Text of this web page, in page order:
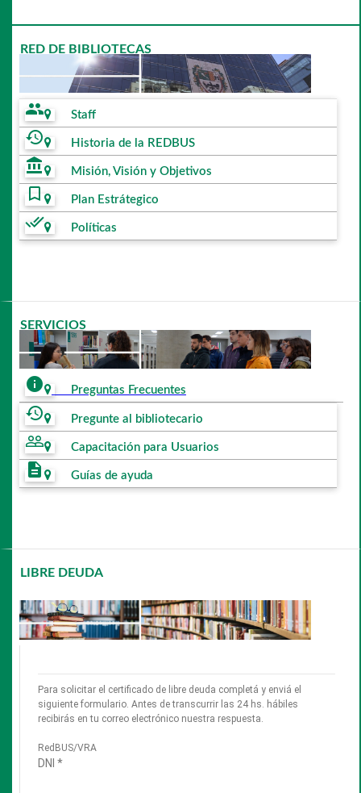
RED DE BIBLIOTECAS
people Staff
history Historia de la REDBUS
account_balance Misión, Visión y Objetivos
bookmark_border Plan Estrátegico
done_all Políticas
SERVICIOS
info Preguntas Frecuentes
history Pregunte al bibliotecario
people_outline Capacitación para Usuarios
description Guías de ayuda
LIBRE DEUDA